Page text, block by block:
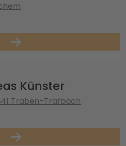
Künster
Traben-Trarbach